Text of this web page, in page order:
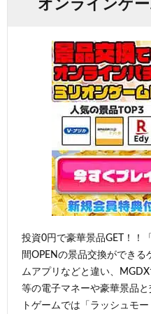
オンラインゲ
投資0円で豪華景品GET！！
間OPENの景品交換ができ
ムアプリなどと違い、
等の電子マネーや豪華景品
トゲームでは「ラッシュモ